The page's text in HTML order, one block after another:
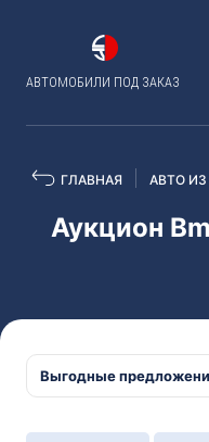
АВТОМОБИЛИ ПОД ЗАКАЗ
ГЛАВНАЯ АВТО
Аукцион